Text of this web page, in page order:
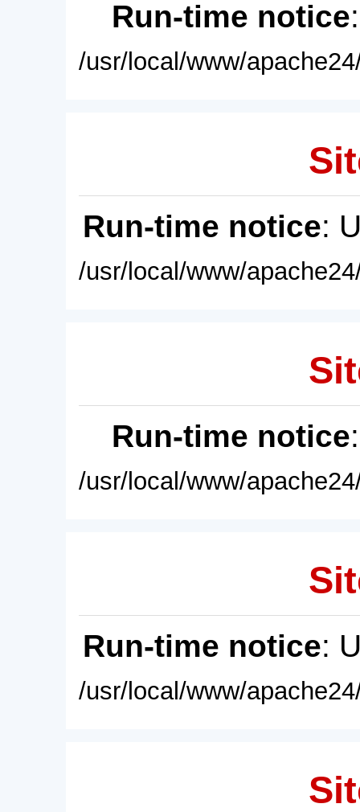
Run-time notice
/usr/local/www/
Run-time notice:
/usr/local/www/
Run-time notice
/usr/local/www/
Run-time notice:
/usr/local/www/